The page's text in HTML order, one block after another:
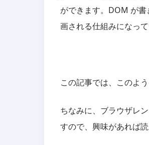
ができます。DOM が
画される仕組みになって
この記事では、このよ
ちなみに、ブラウザレ
すので、興味があれば読